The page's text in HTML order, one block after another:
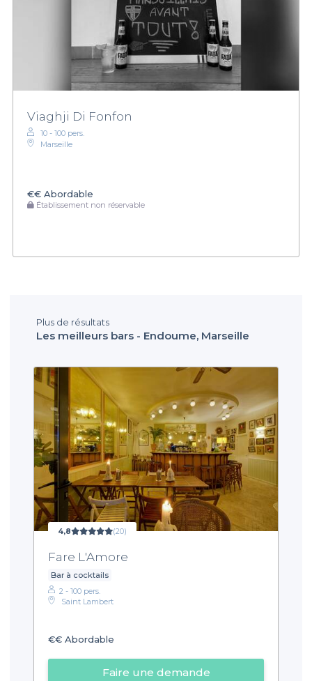
Viaghji Di Fonfon
10 - 100 pers.
Marseille
€€ Abordable
Établissement non réservable
Plus de résultats
Les meilleurs bars - Endoume, Marseille
4,8 (20)
Fare L'Amore
Bar à cocktails
2 - 100 pers.
Saint Lambert
€€ Abordable
Faire une demande